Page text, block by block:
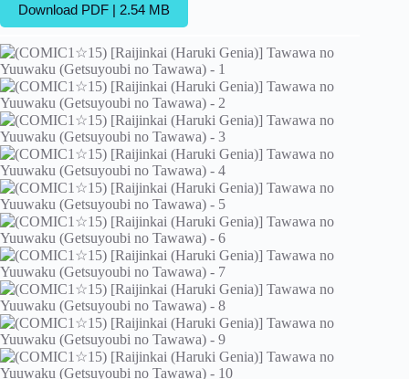
Download PDF | 2.54 MB